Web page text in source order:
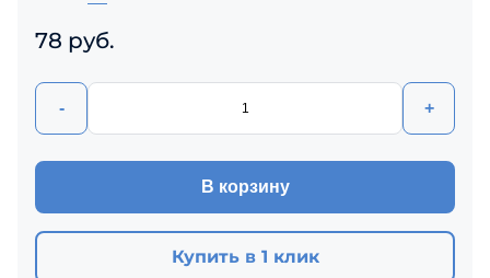
78 руб.
- +
В корзину
Купить в 1 клик